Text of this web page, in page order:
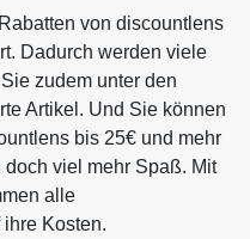
von discountlens
Dadurch werden viele
zudem unter den
Artikel. Und Sie können
bis 25€ und mehr
viel mehr Spaß. Mit
alle
Kosten.